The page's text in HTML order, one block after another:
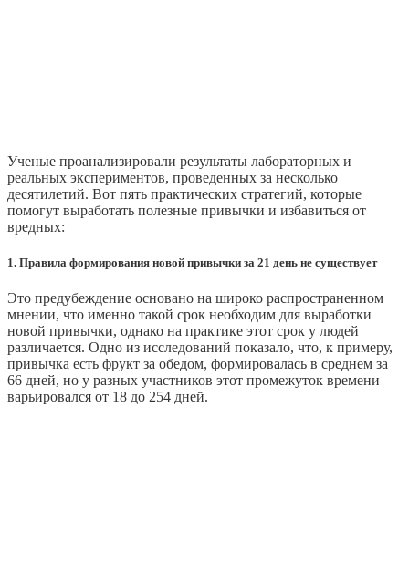
Ученые проанализировали результаты лабораторных и
реальных экспериментов, проведенных за несколько
десятилетий. Вот пять практических стратегий, которые
помогут выработать полезные привычки и избавиться от
вредных:
1. Правила формирования новой привычки за 21 день не существует
Это предубеждение основано на широко распространенном
мнении, что именно такой срок необходим для выработки
новой привычки, однако на практике этот срок у людей
различается. Одно из исследований показало, что, к примеру,
привычка есть фрукт за обедом, формировалась в среднем за
66 дней, но у разных участников этот промежуток времени
варьировался от 18 до 254 дней.